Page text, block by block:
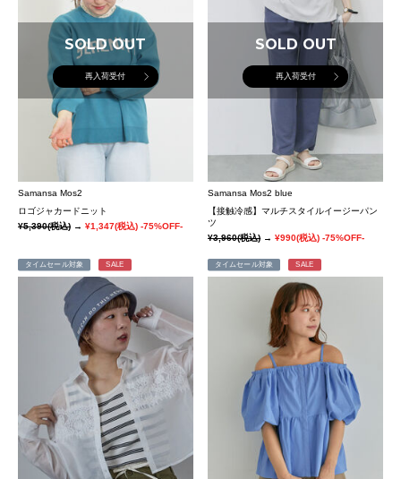
SOLD OUT
再入荷受付
Samansa Mos2
ロゴジャカードニット
¥5,390(税込) → ¥1,347(税込) -75%OFF-
SOLD OUT
再入荷受付
Samansa Mos2 blue
【接触冷感】マルチスタイルイージーパン
ツ
¥3,960(税込)→¥990(税込) -75%OFF-
タイムセール対象 SALE タイムセール対象 SALE